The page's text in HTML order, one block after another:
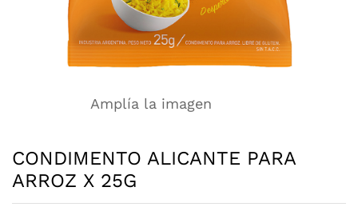
Amplía la imagen
CONDIMENTO ALICANTE PARA
ARROZ X 25G